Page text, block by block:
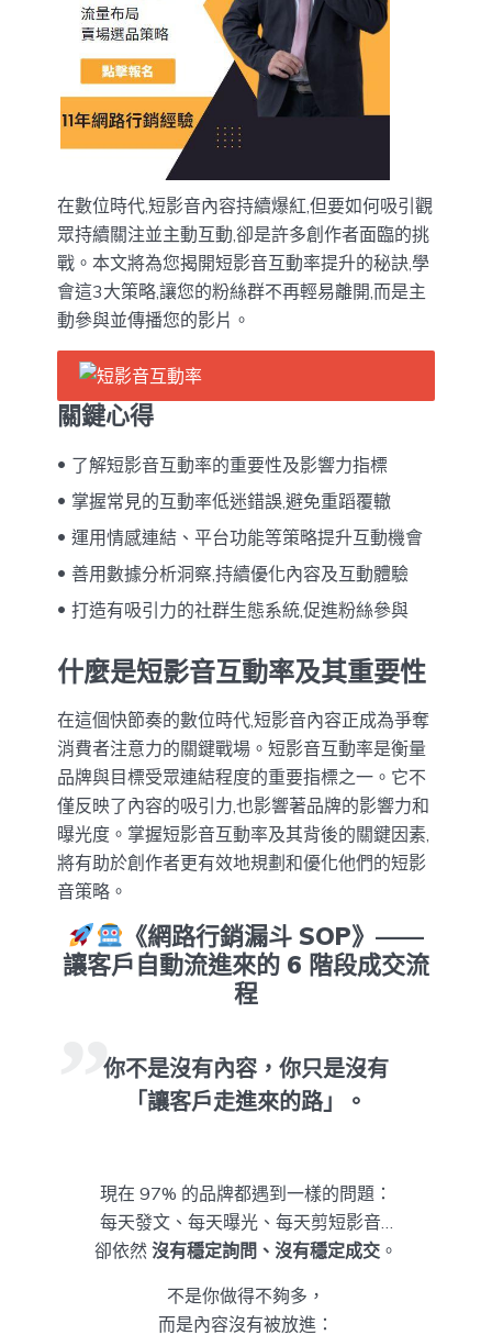
在數位時代,短影音內容持續爆紅,但要如何吸引觀
眾持續關注並主動互動,卻是許多創作者面臨的挑
戰。本文將為您揭開短影音互動率提升的秘訣,學
會這3大策略,讓您的粉絲群不再輕易離開,而是主
動參與並傳播您的影片。
關鍵心得
了解短影音互動率的重要性及影響力指標
掌握常見的互動率低迷錯誤,避免重蹈覆轍
運用情感連結、平台功能等策略提升互動機會
善用數據分析洞察,持續優化內容及互動體驗
打造有吸引力的社群生態系統,促進粉絲參與
什麼是短影音互動率及其重要性
在這個快節奏的數位時代,短影音內容正成為爭奪
消費者注意力的關鍵戰場。短影音互動率是衡量
品牌與目標受眾連結程度的重要指標之一。它不
僅反映了內容的吸引力,也影響著品牌的影響力和
曝光度。掌握短影音互動率及其背後的關鍵因素,
將有助於創作者更有效地規劃和優化他們的短影
音策略。
《網路行銷漏斗 SOP》——
讓客戶自動流進來的 6 階段成交流
程
你不是沒有內容，你只是沒有
「讓客戶走進來的路」。
現在 97% 的品牌都遇到一樣的問題：
每天發文、每天曝光、每天剪短影音…
卻依然 沒有穩定詢問、沒有穩定成交 。
不是你做得不夠多，
而是內容沒有被放進：